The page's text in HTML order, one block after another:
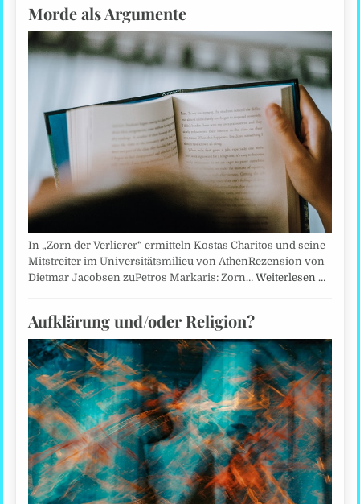
Morde als Argumente
In „Zorn der Verlierer“ ermitteln Kostas Charitos und seine
Mitstreiter im Universitätsmilieu von AthenRezension von
Dietmar Jacobsen zuPetros Markaris: Zorn…Weiterlesen …
Aufklärung und/oder Religion?